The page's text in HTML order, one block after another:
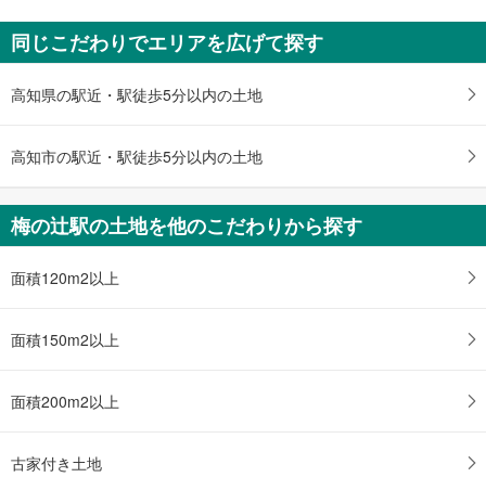
知
を
け
・
件
を
イ
ー
保
す
る
同じこだわりでエリアを広げて探す
高知県の駅近・駅徒歩5分以内の土地
高知市の駅近・駅徒歩5分以内の土地
梅の辻駅の土地を他のこだわりから探す
面積120m2以上
面積150m2以上
面積200m2以上
古家付き土地